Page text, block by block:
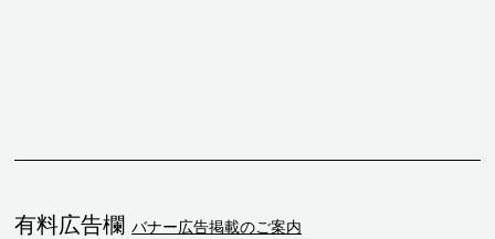
有料広告欄 バナー広告掲載のご案内